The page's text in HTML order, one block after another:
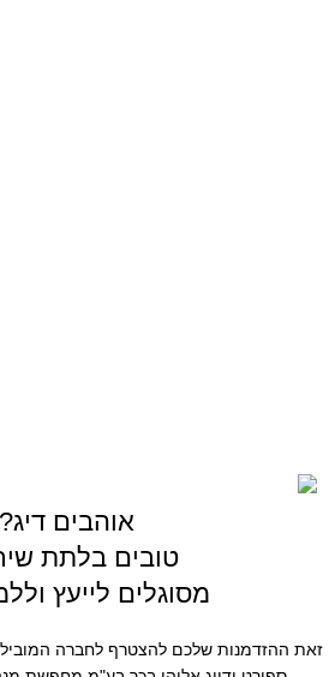
אוהבים דיג?
טובים בלתת
מסוגלים לייעץ
זאת ההזדמנות שלכם להצטרף לחברה